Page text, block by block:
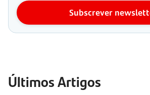
Subscrever
Últimos Artigos